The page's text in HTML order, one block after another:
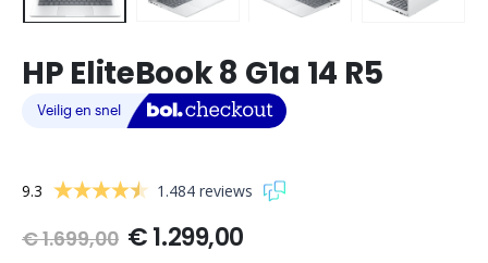
HP EliteBook 8 G1a 14 R5
9.3 1.484 reviews
€1.699,00 Oorspronkelijke
€1.299,00Huidige